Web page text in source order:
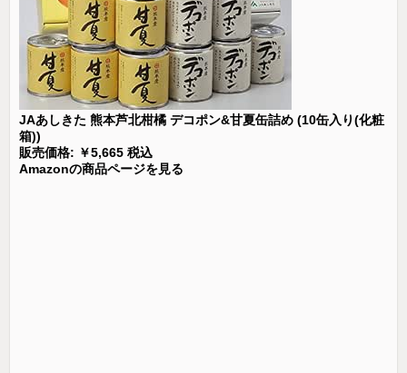
JAあしきた 熊本芦北柑橘 デコポン&甘夏缶詰め (10缶入り(化粧
箱))
販売価格: ￥5,665 税込
Amazonの商品ページを見る